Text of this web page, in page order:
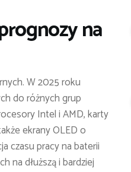
na
W 2025 roku
do różnych grup
Intel i AMD, karty
ekrany OLED o
czasu pracy na baterii
na dłuższą i bardziej